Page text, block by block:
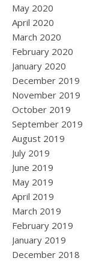
May 2020
April 2020
March 2020
February 2020
January 2020
December 2019
November 2019
October 2019
September 2019
August 2019
July 2019
June 2019
May 2019
April 2019
March 2019
February 2019
January 2019
December 2018